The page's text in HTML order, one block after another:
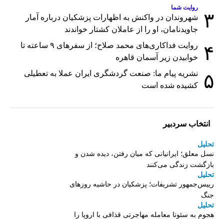
۳
روایت شما
شهروندان در واکنش به اظهارات پزشکیان درباره آمار
جاویدنامان، او را از عاملان کشتار خواندند
۴
روایت فداکاری‌های محمد صلاح؛ از سفرهای ۹ ساعته تا
خوابیدن زیر آسمان قاهره
۵
نشریه پیام ما: صنعت گردشگری ایران عملا به تعطیلی
کشیده شده است
انتخاب سردبیر
تحلیل
نسل معلق؛ ایرانیانی که میان رفتن، دیده شدن و
بازگشت زندگی می‌کنند
تحلیل
رییس‌جمهور تشریفات؛ پزشکیان در حاشیه روزهای
جنگ
تحلیل
هجوم به سئوتا معامله مهاجرتی قذافی با اروپا را